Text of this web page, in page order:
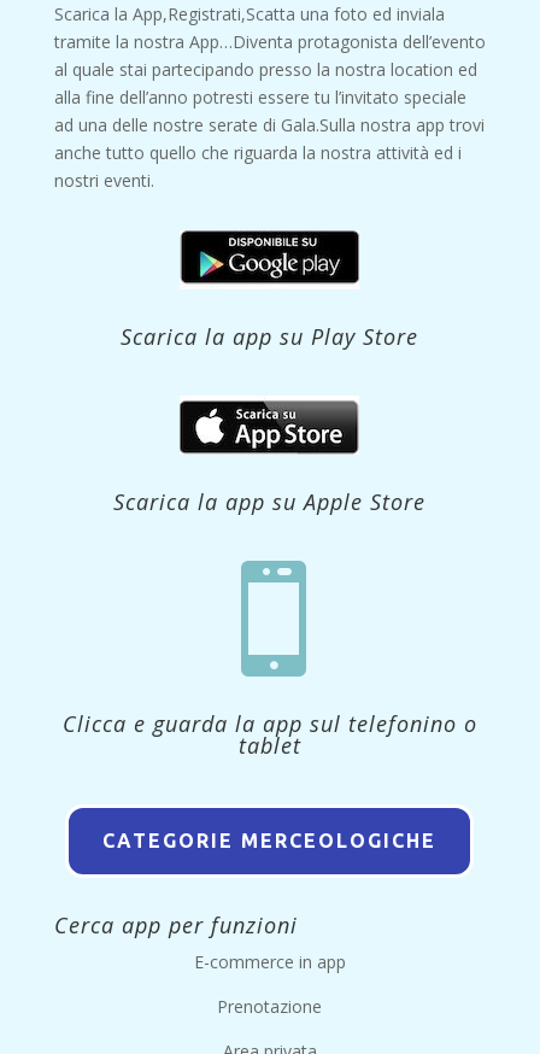
Scarica la App,Registrati,Scatta una foto ed inviala
tramite la nostra App…Diventa protagonista dell’evento
al quale stai partecipando presso la nostra location ed
alla fine dell’anno potresti essere tu l’invitato speciale
ad una delle nostre serate di Gala.Sulla nostra app trovi
anche tutto quello che riguarda la nostra attività ed i
nostri eventi.
Scarica la app su Play Store
Scarica la app su Apple Store

Clicca e guarda la app sul telefonino o
tablet
CATEGORIE MERCEOLOGICHE
Cerca app per funzioni
E-commerce in app
Prenotazione